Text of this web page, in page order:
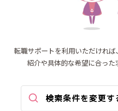
転職サポートを利用いただけれ
紹介や具体的な希望に合った
検索条件を変更す